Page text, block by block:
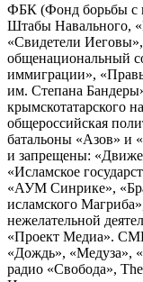
ФБК (Фонд борьбы с
Штабы Навального,
«Свидетели
общенациональный
иммиграции»,
им. Степана
крымскотатарского
общероссийская
батальоны «Азов» и
и запрещены:
«Исламское
«АУМ Синрике»,
исламского
нежелательной
«Проект Медиа».
«Дождь», «Медуза»,
радио «Свобода»,